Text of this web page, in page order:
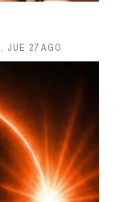
, JUE 27 AGO